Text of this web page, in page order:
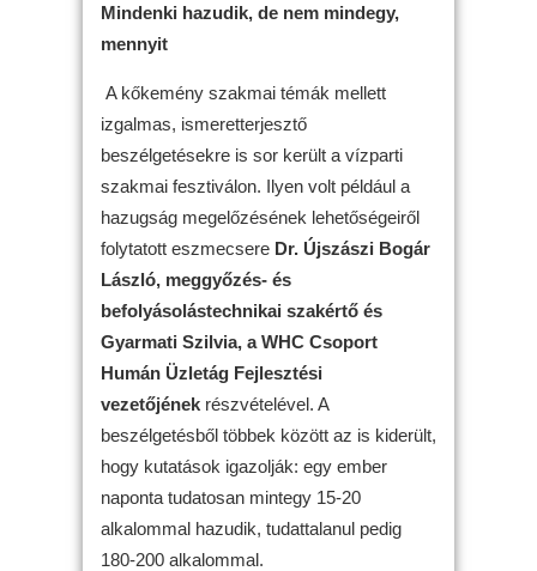
Mindenki hazudik, de nem mindegy,
mennyit
A kőkemény szakmai témák mellett
izgalmas, ismeretterjesztő
beszélgetésekre is sor került a vízparti
szakmai fesztiválon. Ilyen volt például a
hazugság megelőzésének lehetőségeiről
folytatott eszmecsere Dr. Újszászi Bogár
László, meggyőzés- és
befolyásolástechnikai szakértő és
Gyarmati Szilvia, a WHC Csoport
Humán Üzletág Fejlesztési
vezetőjének részvételével. A
beszélgetésből többek között az is kiderült,
hogy kutatások igazolják: egy ember
naponta tudatosan mintegy 15-20
alkalommal hazudik, tudattalanul pedig
180-200 alkalommal.